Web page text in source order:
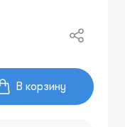
В корзину